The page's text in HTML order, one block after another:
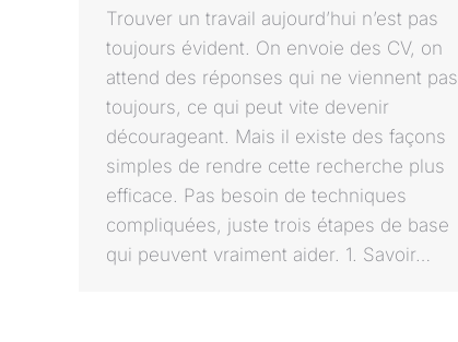
Trouver un travail aujourd’hui n’est pas
toujours évident. On envoie des CV, on
attend des réponses qui ne viennent pas
toujours, ce qui peut vite devenir
décourageant. Mais il existe des façons
simples de rendre cette recherche plus
efficace. Pas besoin de techniques
compliquées, juste trois étapes de base
qui peuvent vraiment aider. 1. Savoir…